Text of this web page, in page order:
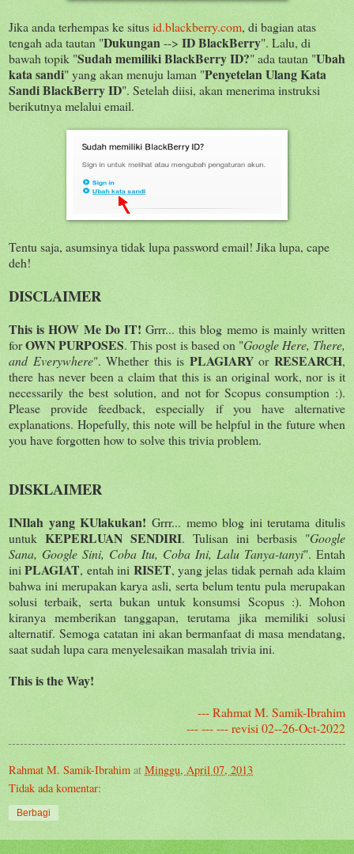
Jika anda terhempas ke situsid.blackberry.com, di bagian atas
tengah ada tautan "Dukungan--> ID BlackBerry". Lalu, di
bawah topik "Sudah memiliki BlackBerry ID?" ada tautan "Ubah
kata sandi" yang akan menuju laman "Penyetelan Ulang Kata
Sandi BlackBerry ID". Setelah diisi, akan menerima instruksi
berikutnya melalui email.
Tentu saja, asumsinya tidak lupa password email! Jika lupa, cape
deh!
DISCLAIMER
This is HOW Me Do IT! Grrr... this blog memo is mainly written
forOWN PURPOSES. This post is based on "Google Here, There,
and Everywhere". Whether this is PLAGIARYorRESEARCH,
there has never been a claim that this is an original work, nor is it
necessarily the best solution, and not for Scopus consumption :).
Please provide feedback, especially if you have alternative
explanations. Hopefully, this note will be helpful in the future when
you have forgotten how to solve this trivia problem.
DISKLAIMER
INIlah yang KUlakukan! Grrr... memo blog ini terutama ditulis
untuk KEPERLUAN SENDIRI. Tulisan ini berbasis "Google
Sana, Google Sini, Coba Itu, Coba Ini, Lalu Tanya-tanyi". Entah
iniPLAGIAT, entah ini RISET, yang jelas tidak pernah ada klaim
bahwa ini merupakan karya asli, serta belum tentu pula merupakan
solusi terbaik, serta bukan untuk konsumsi Scopus :). Mohon
kiranya memberikan tanggapan, terutama jika memiliki solusi
alternatif. Semoga catatan ini akan bermanfaat di masa mendatang,
saat sudah lupa cara menyelesaikan masalah trivia ini.
This is the Way!
--- Rahmat M. Samik-Ibrahim
--- --- --- revisi 02--26-Oct-2022
Rahmat M. Samik-Ibrahim at Minggu, April 07, 2013
Tidak ada komentar:
Berbagi